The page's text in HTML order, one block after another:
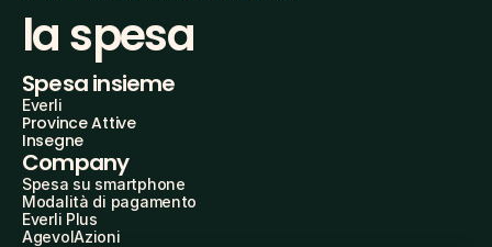
la spesa
Spesa insieme
Everli
Province Attive
Insegne
Company
Spesa su smartphone
Modalità di pagamento
Everli Plus
AgevolAzioni